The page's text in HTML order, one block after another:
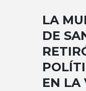
LA
DE
EN LA